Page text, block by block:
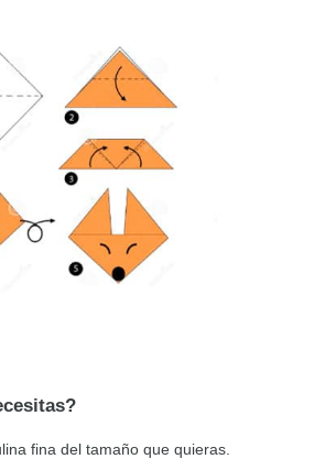
fina del tamaño que quieras.